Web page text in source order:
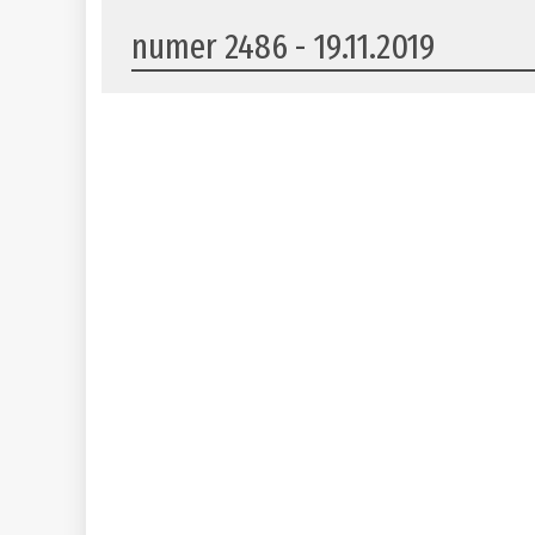
numer 2486 - 19.11.2019